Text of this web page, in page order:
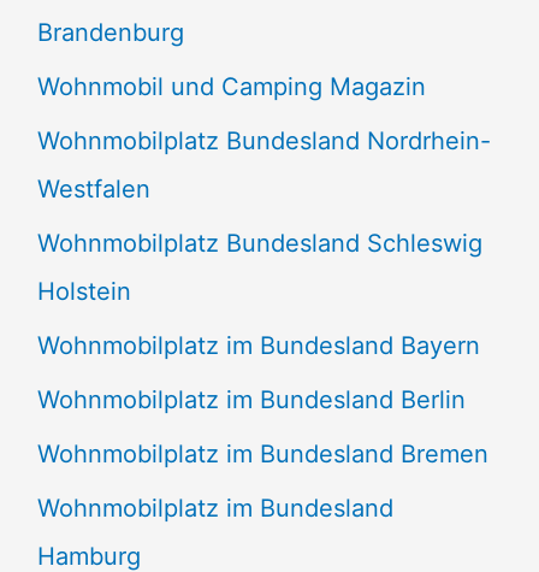
Brandenburg
Wohnmobil und Camping Magazin
Wohnmobilplatz Bundesland Nordrhein-
Westfalen
Wohnmobilplatz Bundesland Schleswig
Holstein
Wohnmobilplatz im Bundesland Bayern
Wohnmobilplatz im Bundesland Berlin
Wohnmobilplatz im Bundesland Bremen
Wohnmobilplatz im Bundesland
Hamburg